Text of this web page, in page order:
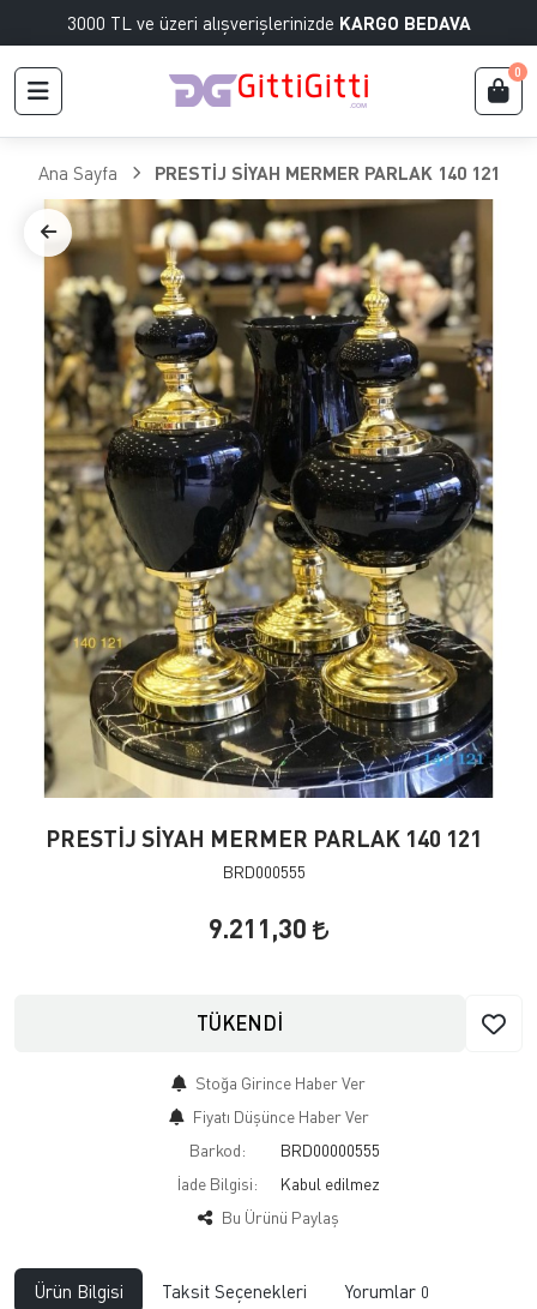
3000 TL ve üzeri alışverişlerinizde KARGO BEDAVA
0
Ana Sayfa PRESTİJ SİYAH MERMER PARLAK 140 121
PRESTİJ SİYAH MERMER PARLAK 140 121
BRD000555
9.211,30
TÜKENDİ
Stoğa Girince Haber Ver
Fiyatı Düşünce Haber Ver
Barkod:
BRD00000555
İade Bilgisi:
Bu Ürünü Paylaş
Ürün Bilgisi Taksit Seçenekleri Yorumlar 0